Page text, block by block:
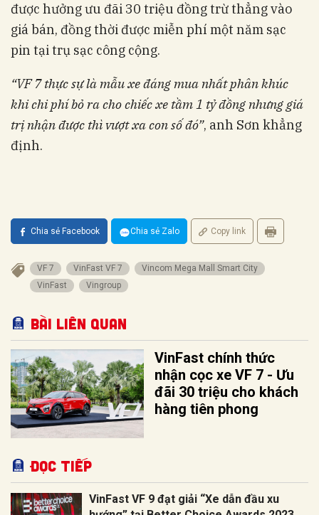
được hưởng ưu đãi 30 triệu đồng trừ thẳng vào
giá bán, đồng thời được miễn phí một năm sạc
pin tại trụ sạc công cộng.
“VF 7 thực sự là mẫu xe đáng mua nhất phân khúc
khi chi phí bỏ ra cho chiếc xe tầm 1 tỷ đồng nhưng giá
trị nhận được thì vượt xa con số đó”, anh Sơn khẳng
định.
Chia sẻ Facebook Chia sẻ Zalo Copy link
VF 7 VinFast VF 7
Vincom Mega Mall Smart City
VinFast
Vingroup
Bài liên quan
VinFast chính thức
nhận cọc xe VF 7 - Ưu
đãi 30 triệu cho khách
hàng tiên phong
Đọc tiếp
VinFast VF 9 đạt giải “Xe dẫn đầu xu